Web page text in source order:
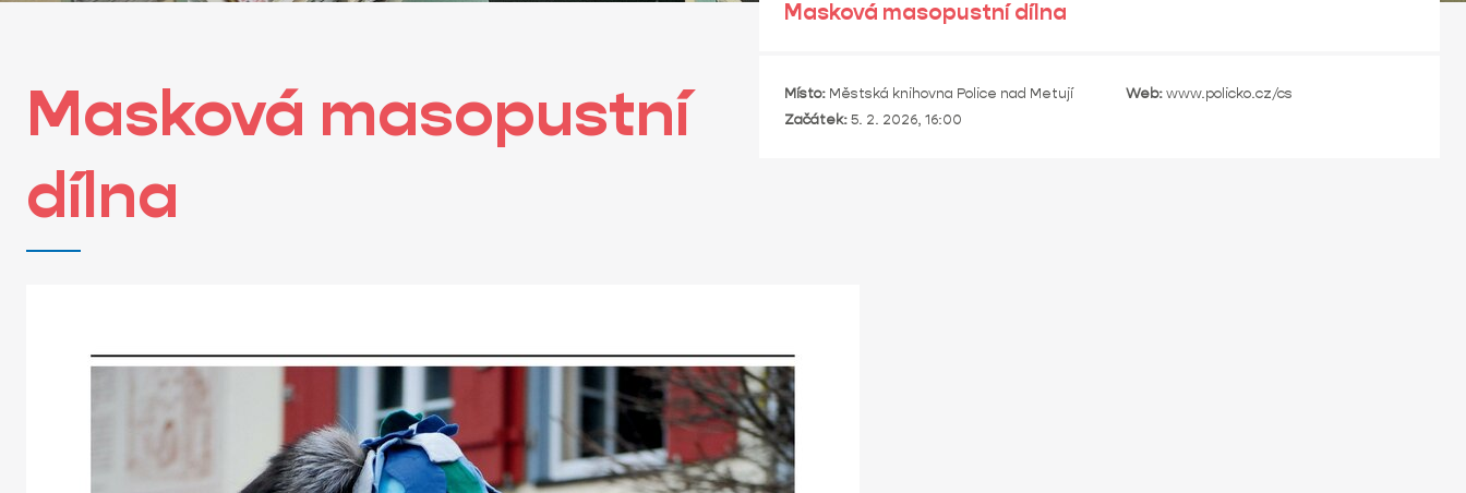
Masková masopustní dílna
Místo: Městská knihovna Police nad Metují
Začátek:5. 2. 2026, 16:00
Web:www.policko.cz/cs
Masková masopustní
dílna